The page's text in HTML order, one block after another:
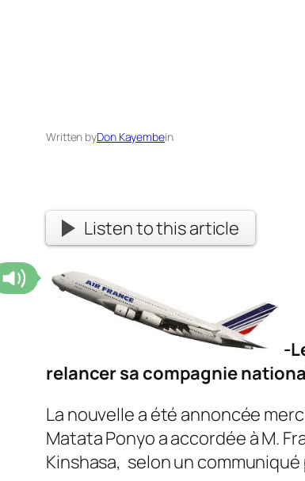
Written byDon Kayembein
Listen to this article
-
relancer sa compagnie
La nouvelle a été annoncée
Matata Ponyo a accordée à M.
Kinshasa, selon un communiqué